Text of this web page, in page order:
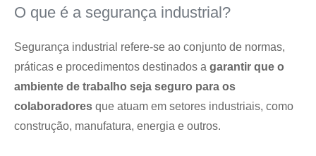
O que é a segurança industrial?
Segurança industrial refere-se ao conjunto de normas,
práticas e procedimentos destinados a garantir que o
ambiente de trabalho seja seguro para os
colaboradores que atuam em setores industriais, como
construção, manufatura, energia e outros.